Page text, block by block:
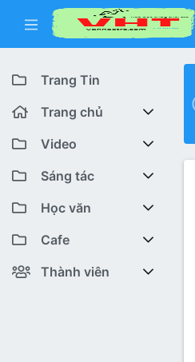
Trang Tin
Trang chủ
Diễn đàn
Bài viết mới
Có gì mới
Featured content
Bài viết mới
Video
Youtube VHT News
Youtube VHT
Tiktok
Sáng tác
Cuộc thi viết
Trại sáng tác
Liên hệ BTC
Học văn
Lớp 12
Lớp 11
Cafe
Cafe Văn chương
Thành viên